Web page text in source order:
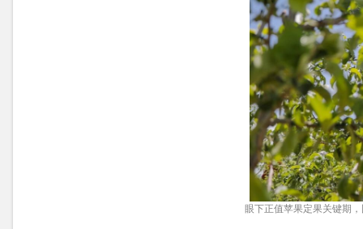
眼下正值苹果定果关键期